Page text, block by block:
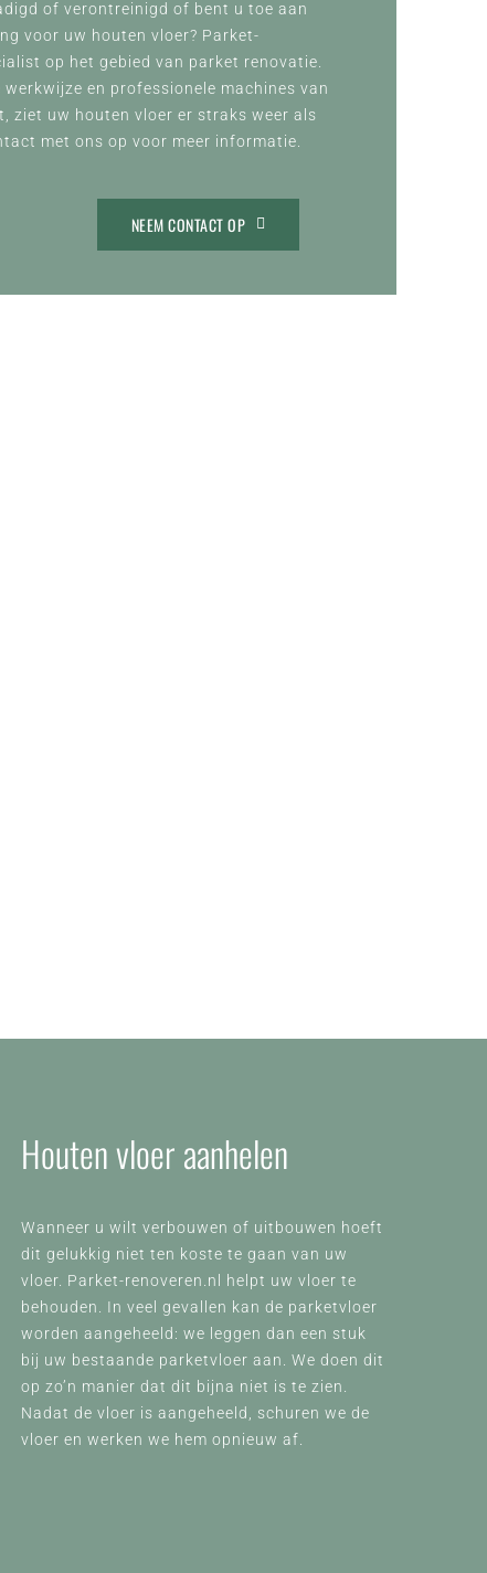
of verontreinigd of bent u toe aan
voor uw houten vloer? Parket-
op het gebied van parket renovatie.
werkwijze en professionele machines van
ziet uw houten vloer er straks weer als
met ons op voor meer informatie.
NEEM CONTACT OP
Houten vloer aanhelen
Wanneer u wilt verbouwen of uitbouwen hoeft
dit gelukkig niet ten koste te gaan van uw
vloer. Parket-renoveren.nl helpt uw vloer te
behouden. In veel gevallen kan de parketvloer
worden aangeheeld: we leggen dan een stuk
bij uw bestaande parketvloer aan. We doen dit
op zo’n manier dat dit bijna niet is te zien.
Nadat de vloer is aangeheeld, schuren we de
vloer en werken we hem opnieuw af.